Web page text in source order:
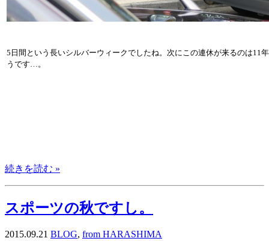
5日間という長いシルバーウィークでしたね。次にこの連休が来るのは11
うです…。
続きを読む »
スポーツの秋ですし。
2015.09.21 BLOG, from HARASHIMA